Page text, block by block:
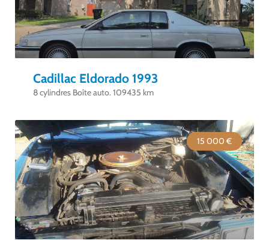
Cadillac Eldorado 1993
8 cylindres Boîte auto. 109435 km
15 000 €